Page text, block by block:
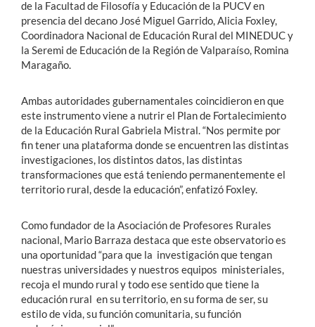
de la Facultad de Filosofía y Educación de la PUCV en
presencia del decano José Miguel Garrido, Alicia Foxley,
Coordinadora Nacional de Educación Rural del MINEDUC y
la Seremi de Educación de la Región de Valparaíso, Romina
Maragaño.
Ambas autoridades gubernamentales coincidieron en que
este instrumento viene a nutrir el Plan de Fortalecimiento
de la Educación Rural Gabriela Mistral. “Nos permite por
fin tener una plataforma donde se encuentren las distintas
investigaciones, los distintos datos, las distintas
transformaciones que está teniendo permanentemente el
territorio rural, desde la educación”, enfatizó Foxley.
Como fundador de la Asociación de Profesores Rurales
nacional, Mario Barraza destaca que este observatorio es
una oportunidad “para que la investigación que tengan
nuestras universidades y nuestros equipos ministeriales,
recoja el mundo rural y todo ese sentido que tiene la
educación rural en su territorio, en su forma de ser, su
estilo de vida, su función comunitaria, su función